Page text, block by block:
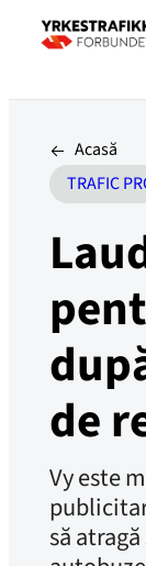
Acasă
TRAFIC
de
Vy este
să